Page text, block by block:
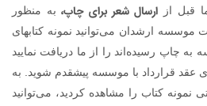
قبل ازارسال شعر برای چاپ، به منظور
ارشدان می‌توانید نمونه کتابهای
چاپ رسید‌ه‌اند را از ما دریافت نمایید
عقد قرارداد با موسسه پیشقدم شوید. به
نمونه کتاب را مشاهده کردید، می‌توانید